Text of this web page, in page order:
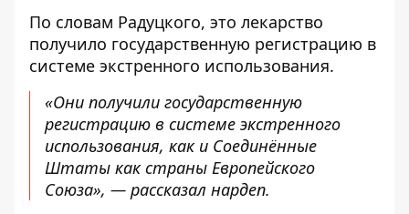
По словам Радуцкого, это лекарство
получило государственную регистрацию в
системе экстренного использования.
«Они получили государственную
регистрацию в системе экстренного
использования, как и Соединённые
Штаты как страны Европейского
Союза», — рассказал нардеп.